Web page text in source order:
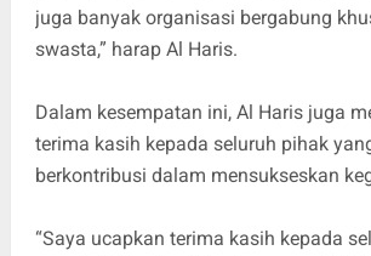
juga banyak organisasi bergabung
swasta,” harap Al Haris.
Dalam kesempatan ini, Al Haris juga
terima kasih kepada seluruh pihak
berkontribusi dalam mensukseskan
“Saya ucapkan terima kasih kepada